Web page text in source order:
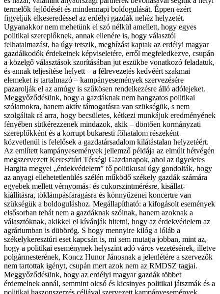
termelők fejlődését és mindennapi boldogulását. Éppen ezért
figyeljük elkeseredéssel az erdélyi gazdák nehéz helyzetét.
Ugyanakkor nem mehetünk el szó nélkül amellett, hogy egyes
politikai szereplőknek, annak ellenére is, hogy választói
felhatalmazást, ha úgy tetszik, megbízást kaptak az erdélyi magyar
gazdálkodók érdekeinek képviseletére, erről megfeledkezve, csupán
a közelgő választások szorításában jut eszükbe vonatkozó feladatuk,
és annak teljesítése helyett – a félrevezetés kedvéért szakmai
elemeket is tartalmazó – kampányesemények szervezésére
pazarolják el az amúgy is szűkösen rendelkezésre álló adólejeket.
Meggyőződésünk, hogy a gazdáknak nem hangzatos politikai
szólamokra, hanem aktív támogatásra van szükségük, s nem
szolgáltak rá arra, hogy becsületes, kétkezi munkájuk eredményének
fényében sütkérezzenek mindazok, akik – döntően kormányzati
szereplőkként és a korrupt bukaresti főhatalom részeként –
közvetlenül is felelősek a gazdatársadalom kilátástalan helyzetéért.
Az említett kampányesemények jellemző példája az elmúlt hétvégén
megszervezett Keresztúri Térségi Gazdanapok, ahol az ügyeletes
Hargita megyei „érdekvédelem” fő politikusai úgy gondolták, hogy
az anyagi ellehetetlenülés szélén működő székely gazdák számára
egyebek mellett vérnyomás- és cukorszintmérésre, kisállat-
kiállításra, töklámpásfaragásra és könnyűzenei koncertre van
szükségük a boldoguláshoz. Megállapítható: a kifogásolt események
elsősorban tehát nem a gazdáknak szólnak, hanem azoknak a
választóknak, akikkel el kívánják hitetni, hogy az érdekvédelem az
agráriumban is dübörög. S hogy mennyire kilóg a lóláb a
székelykeresztúri eset kapcsán is, mi sem mutatja jobban, mint az,
hogy a politikai eseménynek helyszínt adó város vezetésének, illetve
polgármesterének, Koncz Hunor Jánosnak a jelenlétére a szervezők
nem tartottak igényt, csupán mert azok nem az RMDSZ tagjai.
Meggyőződésünk, hogy az erdélyi magyar gazdák többet
érdemelnek annál, semmint olcsó és kicsinyes politikai játszmák és a